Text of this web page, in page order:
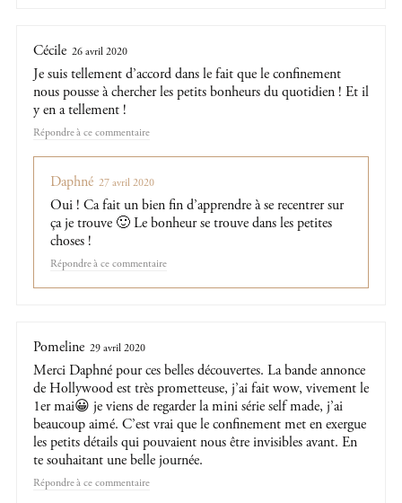
Cécile 26 avril 2020
Je suis tellement d’accord dans le fait que le confinement
nous pousse à chercher les petits bonheurs du quotidien ! Et il
y en a tellement !
Répondre
Daphné 27 avril 2020
Oui ! Ca fait un bien fin d’apprendre à se recentrer sur
ça je trouve 🙂 Le bonheur se trouve dans les petites
choses !
Répondre
Pomeline 29 avril 2020
Merci Daphné pour ces belles découvertes. La bande annonce
de Hollywood est très prometteuse, j’ai fait wow, vivement le
1er mai😀 je viens de regarder la mini série self made, j’ai
beaucoup aimé. C’est vrai que le confinement met en exergue
les petits détails qui pouvaient nous être invisibles avant. En
te souhaitant une belle journée.
Répondre